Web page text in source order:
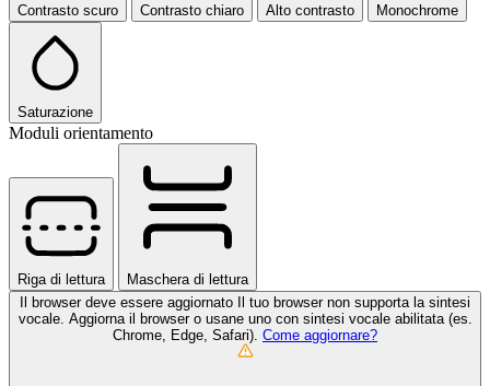
Contrasto scuro Contrasto chiaro Alto contrasto Monochrome
Saturazione
Moduli orientamento
Riga di lettura
Maschera di lettura
Il browser deve essere aggiornato
Il tuo browser non supporta la sintesi
vocale. Aggiorna il browser o usane uno con sintesi vocale abilitata (es.
Chrome, Edge, Safari). Come aggiornare?